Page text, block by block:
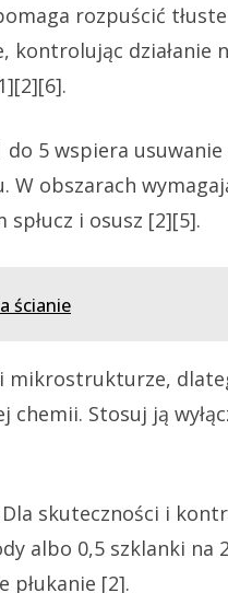
rozpuścić
kontrolując działanie
5 wspiera usuwanie
obszarach
i osusz [2][5].
ścianie
mikrostrukturze,
Stosuj ją
skuteczności i
albo 0,5 szklanki na
płukanie [2].